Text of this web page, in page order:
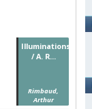
Illuminations
/ A. R...
Rimbaud,
Arthur